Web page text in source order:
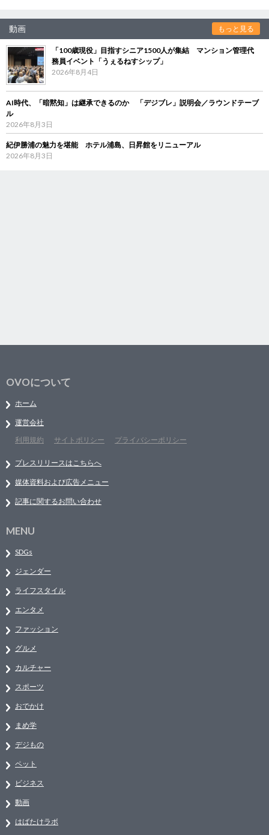
動画 もっと見る
「100歳現役」目指すシニア1500人が集結 マンション管理代
務員イベント「うぇるねすシップ」
2026年8月4日
AI時代、「暗黙知」は継承できるのか 「デジブレ」説明会／ラウンドテーブ
ル
2026年8月3日
紀伊勝浦の魅力を堪能 ホテル浦島、日昇館をリニューアル
2026年8月3日
OVOについて
ホーム
運営会社
利用規約
サイトポリシー プライバシーポリシー
プレスリリースはこちらへ
媒体資料および広告メニュー
記事に関するお問い合わせ
MENU
SDGs
ジェンダー
ライフスタイル
エンタメ
ファッション
グルメ
カルチャー
スポーツ
おでかけ
まめ学
デジもの
ペット
ビジネス
動画
はばたけラボ